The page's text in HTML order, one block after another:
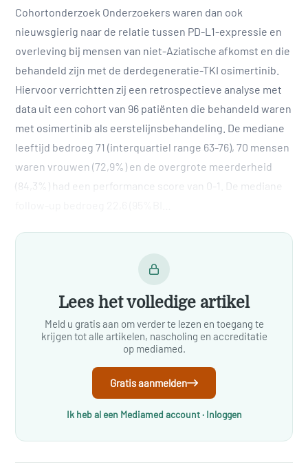
Cohortonderzoek Onderzoekers waren dan ook
nieuwsgierig naar de relatie tussen PD-L1-expressie en
overleving bij mensen van niet-Aziatische afkomst en die
behandeld zijn met de derdegeneratie-TKI osimertinib.
Hiervoor verrichtten zij een retrospectieve analyse met
data uit een cohort van 96 patiënten die behandeld waren
met osimertinib als eerstelijnsbehandeling. De mediane
leeftijd bedroeg 71 (interquartiel range 63-76), 70 mensen
waren vrouwen (72,9%) en de overgrote meerderheid
(84,3%) had een performance score van 0-1. De mediane
Lees het volledige artikel
Meld u gratis aan om verder te lezen en toegang te
krijgen tot alle artikelen, nascholing en accreditatie
op mediamed.
Gratis aanmelden
Ik heb al een Mediamed account · Inloggen